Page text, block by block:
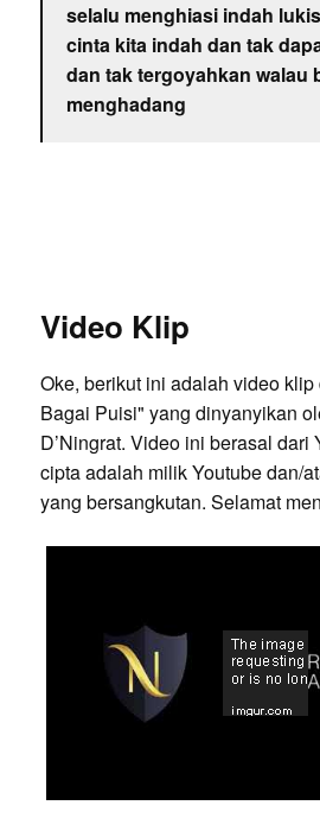
selalu menghiasi indah
cinta kita indah dan tak
dan tak tergoyahkan walau
menghadang
Video Klip
Oke, berikut ini adalah video
Bagai Puisi" yang dinyanyikan
D’Ningrat. Video ini berasal dari
cipta adalah milik Youtube dan/
yang bersangkutan. Selamat